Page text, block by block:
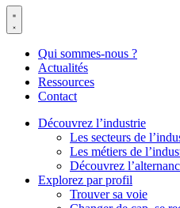
Qui sommes-nous ?
Actualités
Ressources
Contact
Découvrez l’industrie
Les secteurs de
Les métiers de
Découvrez
Explorez par profil
Trouver sa voie